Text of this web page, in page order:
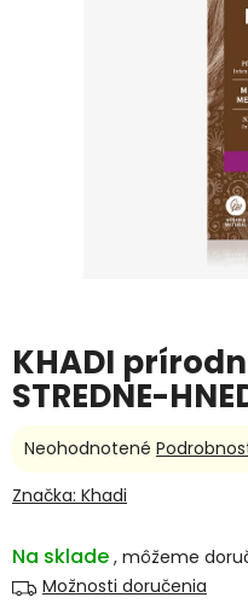
KHADI
STREDNE-
Na sklade
Možnosti doručenia
Priemerné
produktu
z
5
Neohodnotené
Značka: Khadi